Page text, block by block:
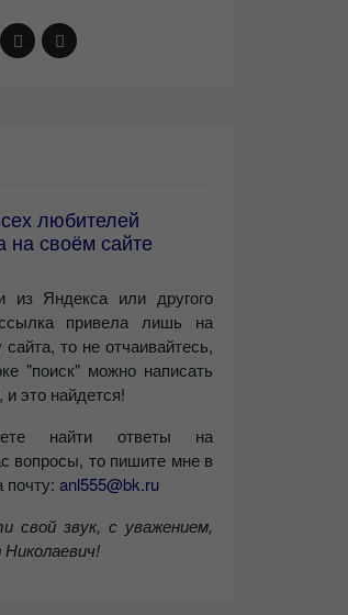
любителей
на своём сайте
Яндекса или другого
привела лишь на
то не отчаивайтесь,
"поиск" можно написать
это найдется!
найти ответы на
вопросы, то пишите мне в
почту: anl555@bk.ru
свой звук, с уважением,
Николаевич!